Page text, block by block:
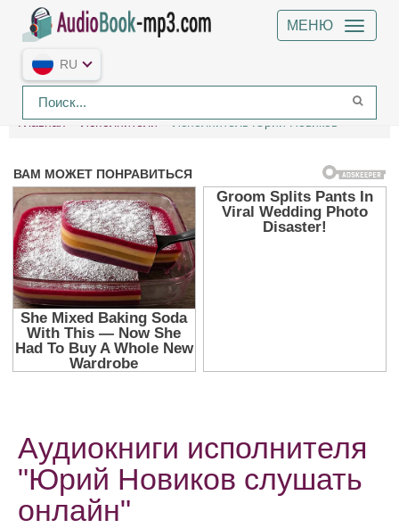
МЕНЮ
RU
Главная Исполнители Исполнитель Юрий Новиков
Аудиокниги исполнителя
"Юрий Новиков слушать
онлайн"